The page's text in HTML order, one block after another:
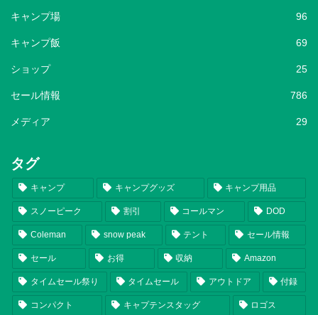
キャンプ場 96
キャンプ飯 69
ショップ 25
セール情報 786
メディア 29
タグ
キャンプ キャンプグッズ キャンプ用品
スノーピーク 割引 コールマン DOD
Coleman snow peak テント セール情報
セール お得 収納 Amazon
タイムセール祭り タイムセール アウトドア 付録
コンパクト キャプテンスタッグ ロゴス